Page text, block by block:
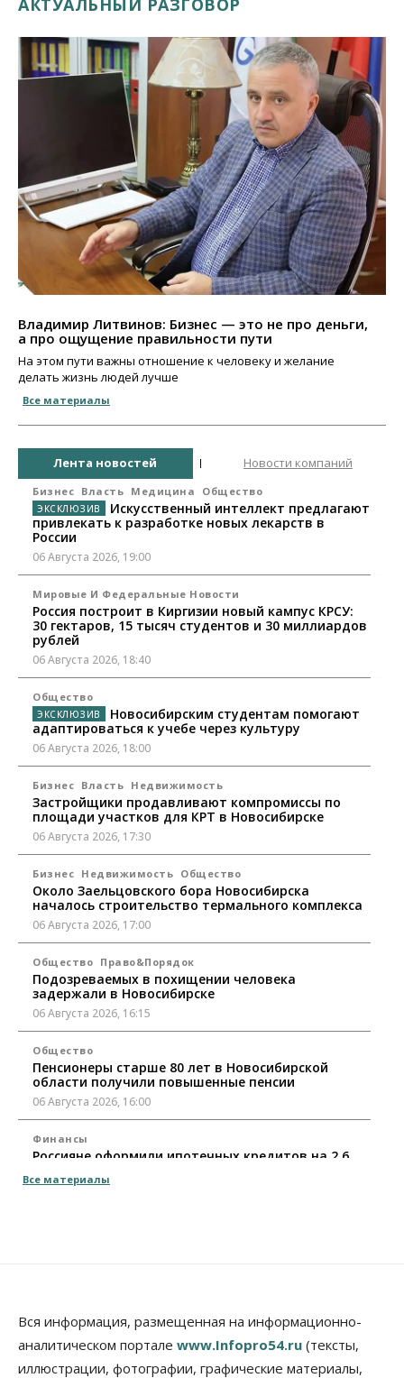
АКТУАЛЬНЫЙ РАЗГОВОР
Владимир Литвинов: Бизнес — это не про деньги,
а про ощущение правильности пути
На этом пути важны отношение к человеку и желание
делать жизнь людей лучше
Все материалы
Лента новостей Новости компаний
Бизнес Власть Медицина Общество
Искусственный интеллект предлагают
привлекать к разработке новых лекарств в
России
06 Августа 2026, 19:00
Мировые И Федеральные Новости
Россия построит в Киргизии новый кампус КРСУ:
30 гектаров, 15 тысяч студентов и 30 миллиардов
рублей
06 Августа 2026, 18:40
Общество
Новосибирским студентам помогают
адаптироваться к учебе через культуру
06 Августа 2026, 18:00
Бизнес Власть Недвижимость
Застройщики продавливают компромиссы по
площади участков для КРТ в Новосибирске
06 Августа 2026, 17:30
Бизнес Недвижимость Общество
Около Заельцовского бора Новосибирска
началось строительство термального комплекса
06 Августа 2026, 17:00
Общество Право&Порядок
Подозреваемых в похищении человека
задержали в Новосибирске
06 Августа 2026, 16:15
Общество
Пенсионеры старше 80 лет в Новосибирской
области получили повышенные пенсии
06 Августа 2026, 16:00
Финансы
Россияне оформили ипотечных кредитов на 2,6
06 Августа 2026, 15:53
Бизнес
Правительство России продлило разрешение на
выпуск бензина «Евро-3»
06 Августа 2026, 14:00
Все материалы
Вся информация, размещенная на информационно-
аналитическом портале www.Infopro54.ru (тексты,
иллюстрации, фотографии, графические материалы,